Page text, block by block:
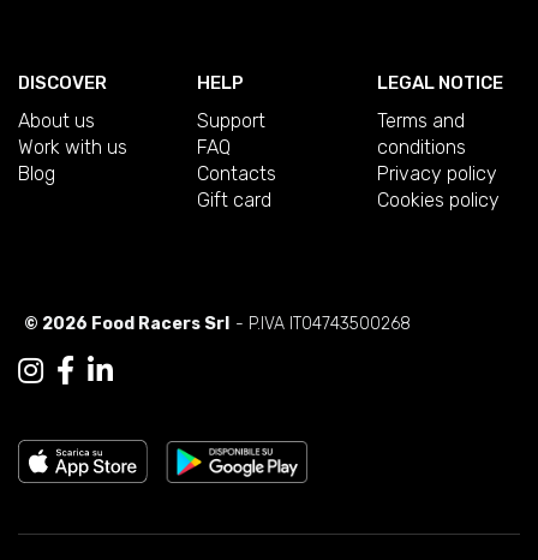
DISCOVER
About us
Work with us
Blog
HELP
Support
FAQ
Contacts
Gift card
LEGAL NOTICE
Terms and
conditions
Privacy policy
Cookies policy
© 2026 Food Racers Srl - P.IVA IT04743500268